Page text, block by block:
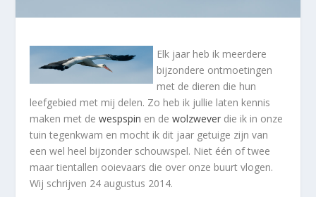
Elk jaar heb ik meerdere
bijzondere ontmoetingen
met de dieren die hun
leefgebied met mij delen. Zo heb ik jullie laten kennis
maken met dewespspin en dewolzwever die ik in onze
tuin tegenkwam en mocht ik dit jaar getuige zijn van
een wel heel bijzonder schouwspel. Niet één of twee
maar tientallen ooievaars die over onze buurt vlogen.
Wij schrijven 24 augustus 2014.